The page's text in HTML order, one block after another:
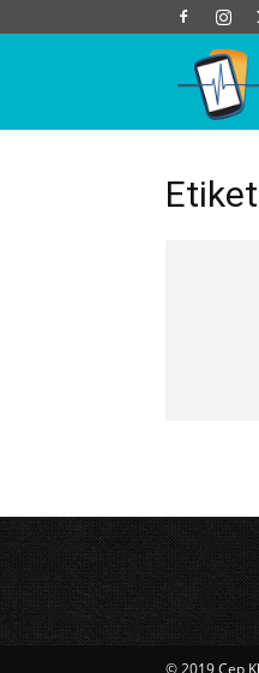
© 2019 Cep